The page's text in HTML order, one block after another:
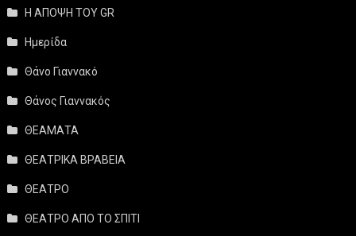
Η ΑΠΟΨΗ ΤΟΥ GR
Ημερίδα
Θάνο Γιαννακό
Θάνος Γιαννακός
ΘΕΑΜΑΤΑ
ΘΕΑΤΡΙΚΑ ΒΡΑΒΕΙΑ
ΘΕΑΤΡΟ
ΘΕΑΤΡΟ ΑΠΟ ΤΟ ΣΠΙΤΙ